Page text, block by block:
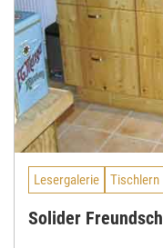
Lesergalerie Tischlern
Solider